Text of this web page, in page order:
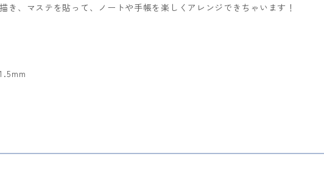
き、マステを貼って、ノートや手帳を楽しくアレンジできちゃいます！